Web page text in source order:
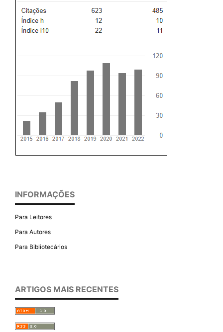
INFORMAÇÕES
Para Leitores
Para Autores
Para Bibliotecários
ARTIGOS MAIS RECENTES